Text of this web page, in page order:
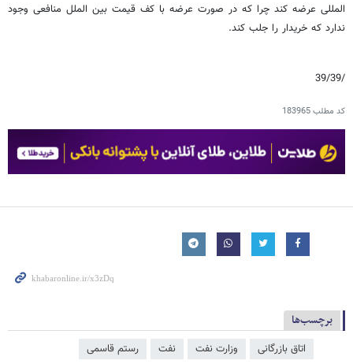
المللی عرضه کند چرا که در صورت عرضه با کف قیمت بین الملل منافعی وجود
ندارد که خریدار را جلب کند.
/39/39
کد مطلب183965
برچسب‌ها
اتاق بازرگانی وزارت نفت نفت رستم قاسمی